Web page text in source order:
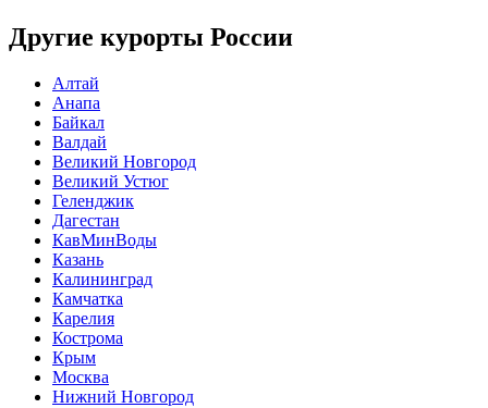
Другие курорты России
Алтай
Анапа
Байкал
Валдай
Великий Новгород
Великий Устюг
Геленджик
Дагестан
КавМинВоды
Казань
Калининград
Камчатка
Карелия
Кострома
Крым
Москва
Нижний Новгород